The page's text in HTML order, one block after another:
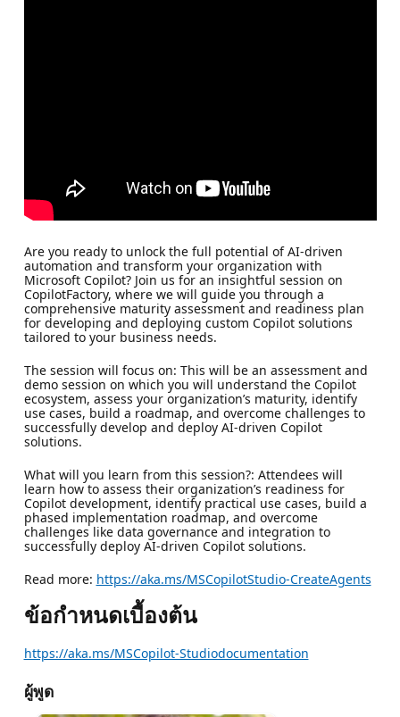
Are you ready to unlock the full potential of AI-driven
automation and transform your organization with
Microsoft Copilot? Join us for an insightful session on
CopilotFactory, where we will guide you through a
comprehensive maturity assessment and readiness plan
for developing and deploying custom Copilot solutions
tailored to your business needs.
The session will focus on: This will be an assessment and
demo session on which you will understand the Copilot
ecosystem, assess your organization’s maturity, identify
use cases, build a roadmap, and overcome challenges to
successfully develop and deploy AI-driven Copilot
solutions.
What will you learn from this session?: Attendees will
learn how to assess their organization’s readiness for
Copilot development, identify practical use cases, build a
phased implementation roadmap, and overcome
challenges like data governance and integration to
successfully deploy AI-driven Copilot solutions.
Read more: https://aka.ms/MSCopilotStudio-CreateAgents
ข้อกำหนดเบื้องต้น
https://aka.ms/MSCopilot-Studiodocumentation
ผู้พูด